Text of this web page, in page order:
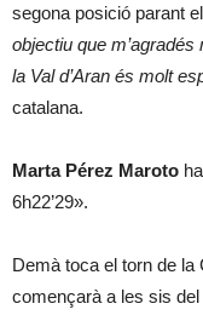
segona posició parant
objectiu que
la Val d’Aran és molt
catalana.
Marta Pérez Maroto
6h22’29».
Demà toca el torn de la
començarà a les sis